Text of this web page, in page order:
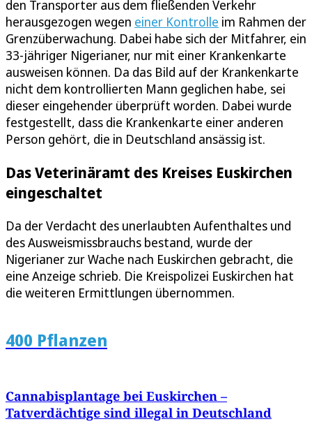
den Transporter aus dem fließenden Verkehr
herausgezogen wegen einer Kontrolle im Rahmen der
Grenzüberwachung. Dabei habe sich der Mitfahrer, ein
33-jähriger Nigerianer, nur mit einer Krankenkarte
ausweisen können. Da das Bild auf der Krankenkarte
nicht dem kontrollierten Mann geglichen habe, sei
dieser eingehender überprüft worden. Dabei wurde
festgestellt, dass die Krankenkarte einer anderen
Person gehört, die in Deutschland ansässig ist.
Das Veterinäramt des Kreises Euskirchen
eingeschaltet
Da der Verdacht des unerlaubten Aufenthaltes und
des Ausweismissbrauchs bestand, wurde der
Nigerianer zur Wache nach Euskirchen gebracht, die
eine Anzeige schrieb. Die Kreispolizei Euskirchen hat
die weiteren Ermittlungen übernommen.
400 Pflanzen
Cannabisplantage bei Euskirchen –
Tatverdächtige sind illegal in Deutschland